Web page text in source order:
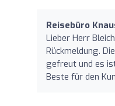
Reisebüro
Lieber Herr
Rückmeldung.
gefreut und es
Beste für den